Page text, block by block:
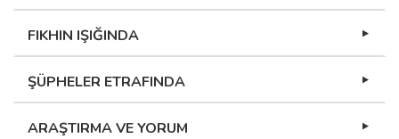
FIKHIN IŞIĞINDA
ŞÜPHELER ETRAFINDA
ARAŞTIRMA VE YORUM